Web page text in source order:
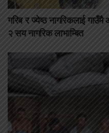
गरिब र ज्येष्ठ नागरिकलाई
२ सय नागरिक लाभाम्बित